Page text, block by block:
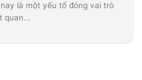
là một yếu tố đóng vai trò
quan...